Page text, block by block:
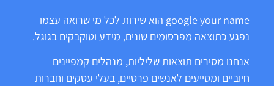
google your name הוא שירות לכל מי שרואה עצמו
נפגע כתוצאה מפרסומים שונים, מידע וטוקבקים בגוגל.
אנחנו מסירים תוצאות שליליות, מנהלים קמפיינים
חיוביים ומסייעים לאנשים פרטיים, בעלי עסקים וחברות